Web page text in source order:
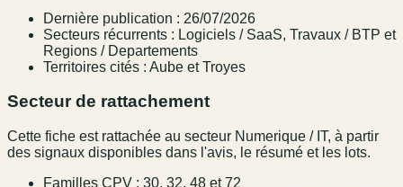
Dernière publication : 26/07/2026
Secteurs récurrents : Logiciels / SaaS, Travaux / BTP et
Regions / Departements
Territoires cités : Aube et Troyes
Secteur de rattachement
Cette fiche est rattachée au secteur Numerique / IT, à partir
des signaux disponibles dans l'avis, le résumé et les lots.
Familles CPV : 30, 32, 48 et 72